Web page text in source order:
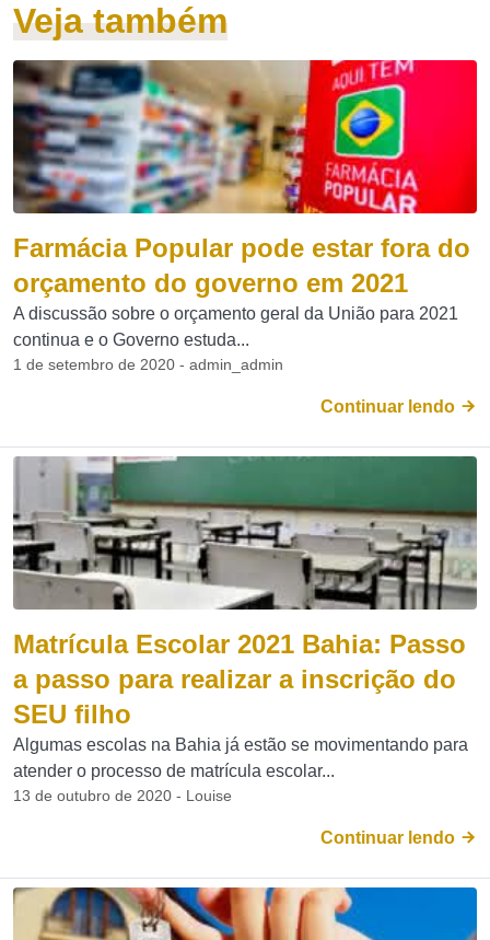
Veja também
Farmácia Popular pode estar fora do
orçamento do governo em 2021
A discussão sobre o orçamento geral da União para 2021
continua e o Governo estuda...
1 de setembro de 2020 - admin_admin
Continuar lendo
Matrícula Escolar 2021 Bahia: Passo
a passo para realizar a inscrição do
SEU filho
Algumas escolas na Bahia já estão se movimentando para
atender o processo de matrícula escolar...
13 de outubro de 2020 - Louise
Continuar lendo